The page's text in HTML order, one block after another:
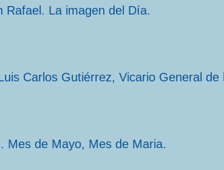
Rafael. La imagen del Día.
Carlos Gutiérrez, Vicario General de
Mes de Mayo, Mes de Maria.